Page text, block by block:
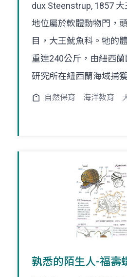
dux Steenstrup, 1857
地位屬於軟體動物門，
目，大王魷魚科。牠的
重達240公斤，由紐西
研究所在紐西蘭海域捕
自然保育 海洋教育
孰悉的陌生人-福壽